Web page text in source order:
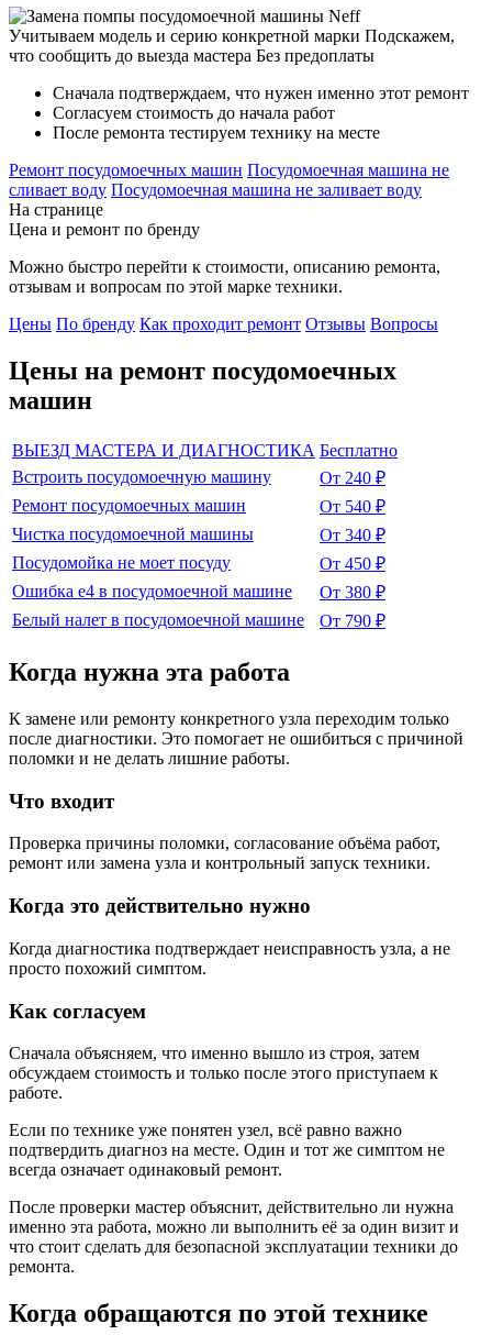
Учитываем модель и серию конкретной марки Подскажем,
что сообщить до выезда мастера Без предоплаты
Сначала подтверждаем, что нужен именно этот ремонт
Согласуем стоимость до начала работ
После ремонта тестируем технику на месте
Ремонт посудомоечных машин Посудомоечная машина не
сливает воду Посудомоечная машина не заливает воду
На странице
Цена и ремонт по бренду
Можно быстро перейти к стоимости, описанию ремонта,
отзывам и вопросам по этой марке техники.
Цены По бренду Как проходит ремонт Отзывы Вопросы
Цены на ремонт посудомоечных
машин
ВЫЕЗД МАСТЕРА И ДИАГНОСТИКА Бесплатно
Встроить посудомоечную машину
От 240 ₽
Ремонт посудомоечных машин
От 540 ₽
Чистка посудомоечной машины
От 340 ₽
Посудомойка не моет посуду
От 450 ₽
Ошибка е4 в посудомоечной машине
От 380 ₽
Белый налет в посудомоечной машине
От 790 ₽
Когда нужна эта работа
К замене или ремонту конкретного узла переходим только
после диагностики. Это помогает не ошибиться с причиной
поломки и не делать лишние работы.
Что входит
Проверка причины поломки, согласование объёма работ,
ремонт или замена узла и контрольный запуск техники.
Когда это действительно нужно
Когда диагностика подтверждает неисправность узла, а не
просто похожий симптом.
Как согласуем
Сначала объясняем, что именно вышло из строя, затем
обсуждаем стоимость и только после этого приступаем к
работе.
Если по технике уже понятен узел, всё равно важно
подтвердить диагноз на месте. Один и тот же симптом не
всегда означает одинаковый ремонт.
После проверки мастер объяснит, действительно ли нужна
именно эта работа, можно ли выполнить её за один визит и
что стоит сделать для безопасной эксплуатации техники до
ремонта.
Когда обращаются по этой технике